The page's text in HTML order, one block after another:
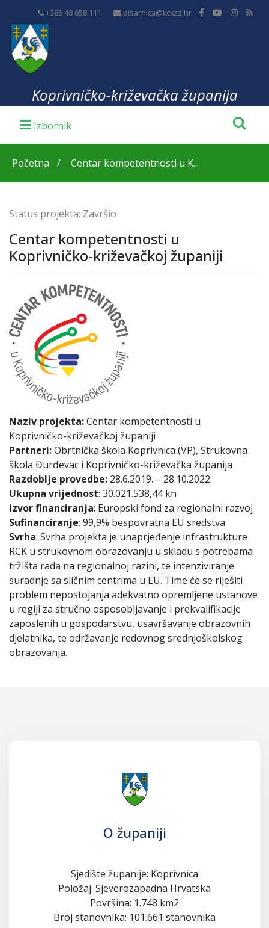
+385 48 658 111 pisarnica@kckzz.hr
Koprivničko-križevačka županija
Početna Centar kompetentnosti u K...
Status projekta: Završio
Centar kompetentnosti u
Koprivničko-križevačkoj županiji
Naziv projekta:Centar kompetentnosti u
Koprivničko-križevačkoj županiji
Partneri:Obrtnička škola Koprivnica (VP), Strukovna
škola Đurđevac i Koprivničko-križevačka županija
Razdoblje provedbe: 28.6.2019. – 28.10.2022.
Ukupna vrijednost: 30.021.538,44 kn
Izvor financiranja: Europski fond za regionalni razvoj
Sufinanciranje: 99,9% bespovratna EU sredstva
Svrha: Svrha projekta je unaprjeđenje infrastrukture
RCK u strukovnom obrazovanju u skladu s potrebama
tržišta rada na regionalnoj razini, te intenziviranje
suradnje sa sličnim centrima u EU. Time će se riješiti
problem nepostojanja adekvatno opremljene ustanove
u regiji za stručno osposobljavanje i prekvalifikacije
zaposlenih u gospodarstvu, usavršavanje obrazovnih
djelatnika, te održavanje redovnog srednjoškolskog
obrazovanja.
O županiji
Sjedište županije: Koprivnica
Položaj: Sjeverozapadna Hrvatska
Površina: 1.748 km2
Broj stanovnika: 101.661 stanovnika